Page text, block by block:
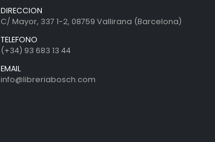
DIRECCION
C/ Mayor, 337 1-2, 08759 Vallirana (Barcelona)
TELEFONO
(+34) 93 683 13 44
EMAIL
info@libreriabosch.com